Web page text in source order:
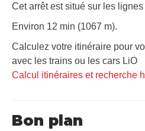
Cet arrêt est situé sur les
Environ 12 min (1067 m).
Calculez votre itinéraire pour
avec les trains ou les cars LiO
Calcul itinéraires et recherche
Bon plan